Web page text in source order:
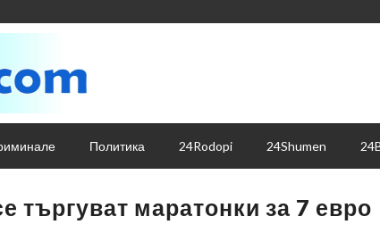
Политика 24Rodopi 24Shumen
търгуват маратонки за 7 евро